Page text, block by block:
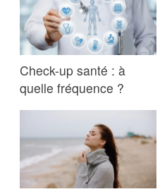
Check-up santé : à
quelle fréquence ?